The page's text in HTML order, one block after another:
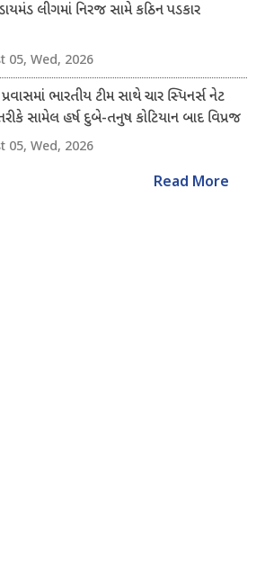
લીગમાં નિરજ સામે કઠિન પડકાર
05, Wed, 2026
પ્રવાસમાં ભારતીય ટીમ સાથે ચાર સ્પિનર્સ નેટ
સામેલ હર્ષ દુબે-તનુષ કોટિયાન બાદ વિપ્રજ
શિવાંગ કુમારનો સમાવેશ કરાયો
05, Wed, 2026
Read More